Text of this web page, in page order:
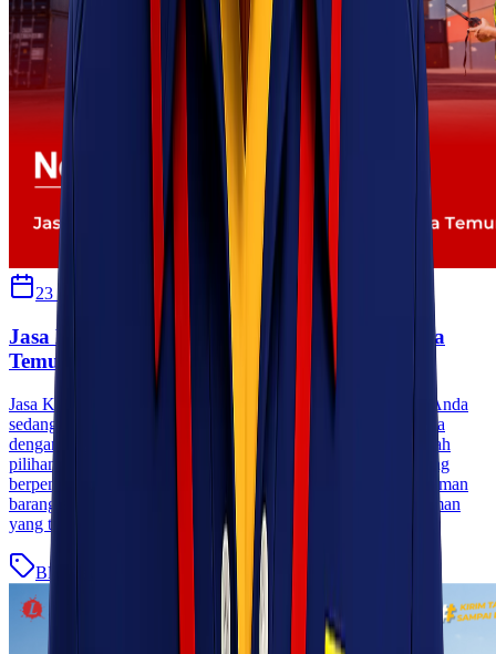
23 Oktober 2025
Jasa Kirim Barang Rute Palangkaraya Jakarta
Temurah
Jasa Kirim Barang Rute Palangkaraya Jakarta Temurah Jika Anda
sedang mencari jasa kirim barang dari Palangkaraya ke Jakarta
dengan tarif murah dan pelayanan cepat, Lionel Express adalah
pilihan yang tepat. Sebagai perusahaan ekspedisi nasional yang
berpengalaman, Lionel Express menyediakan layanan pengiriman
barang antar pulau dengan jaringan yang luas, sistem pengiriman
yang terintegrasi, serta tarif [&hellip;]
Blog Baca Selengkapnya